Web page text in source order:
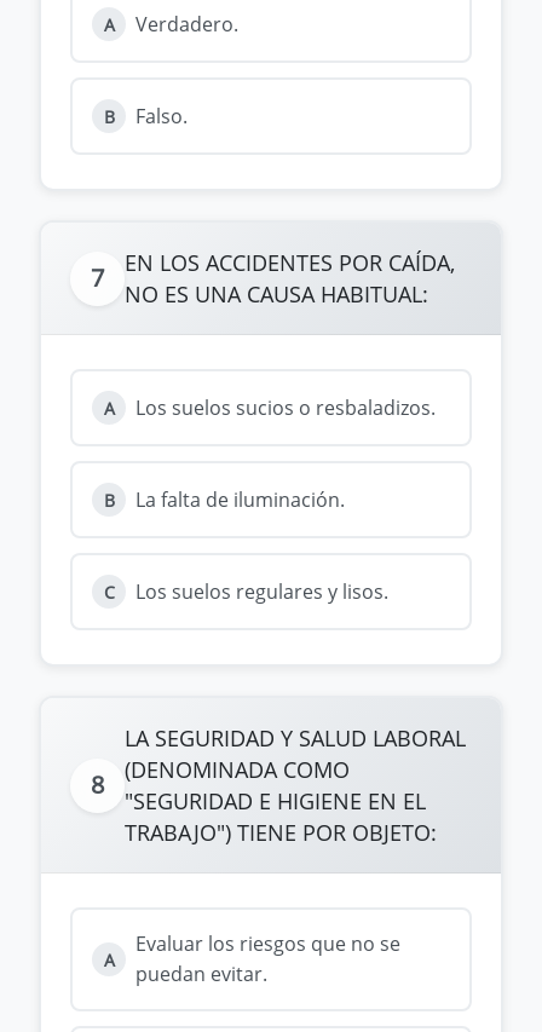
A Verdadero.
B Falso.
7
EN LOS ACCIDENTES POR CAÍDA,
NO ES UNA CAUSA HABITUAL:
A Los suelos sucios o resbaladizos.
B La falta de iluminación.
C Los suelos regulares y lisos.
8
LA SEGURIDAD Y SALUD LABORAL
(DENOMINADA COMO
"SEGURIDAD E HIGIENE EN EL
TRABAJO") TIENE POR OBJETO:
A
Evaluar los riesgos que no se
puedan evitar.